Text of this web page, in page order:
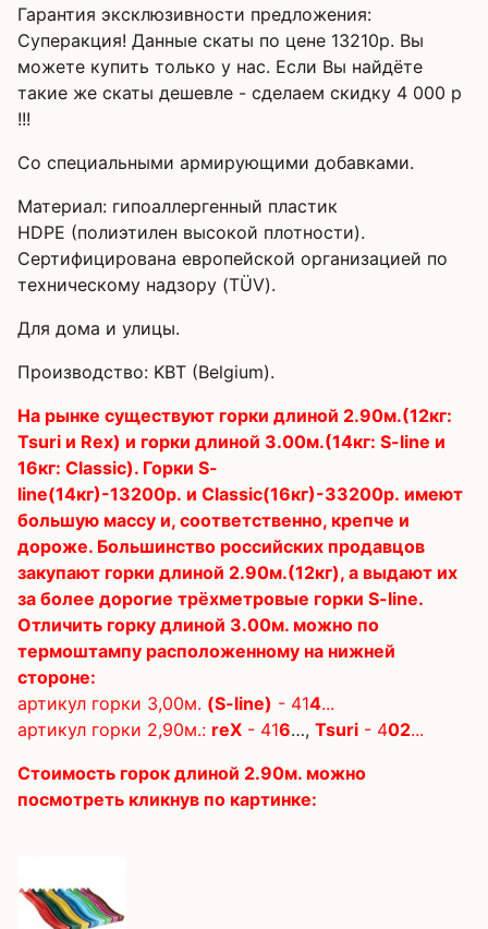
Гарантия эксклюзивности предложения:
Суперакция! Данные скаты по цене 13210р. Вы
можете купить только у нас. Если Вы найдёте
такие же скаты дешевле - сделаем скидку 4 000 р
!!!
Со специальными армирующими добавками.
Материал: гипоаллергенный пластик
HDPE (полиэтилен высокой плотности).
Сертифицирована европейской организацией по
техническому надзору (TÜV).
Для дома и улицы.
Производство: KBT (Belgium).
На рынке существуют горки длиной 2.90м.(12кг:
Tsuri и Rex) и горки длиной 3.00м.(14кг: S-line и
16кг: Classic). Горки S-
line(14кг)-13200р. и Classic(16кг)-33200р. имеют
большую массу и, соответственно, крепче и
дороже. Большинство российских продавцов
закупают горки длиной 2.90м.(12кг), а выдают их
за более дорогие трёхметровые горки S-line.
Отличить горку длиной 3.00м. можно по
термоштампу расположенному на нижней
стороне:
артикул горки 3,00м. (S-line) - 414...
артикул горки 2,90м.: reX - 416…, Tsuri - 402...
Стоимость горок длиной 2.90м. можно
посмотреть кликнув по картинке: